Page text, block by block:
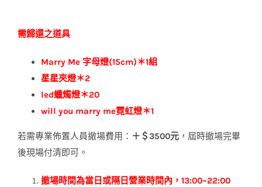
需歸還之道具
Marry Me 字母燈(15cm)＊1組
星星夾燈＊2
led蠟燭燈＊20
will you marry me霓虹燈＊1
若需專業佈置人員撤場費用： ＋＄3500元 ，屆時撤場完畢
後現場付清即可。
撤場時間為當日或隔日營業時間內，13:00~22:00